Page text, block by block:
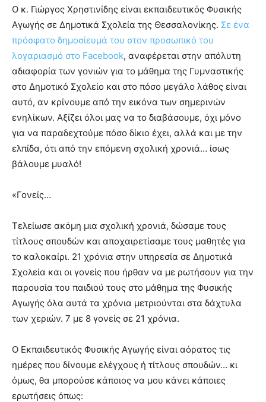
pain.
hd
porn
Ο κ. Γιώργος Χρηστινίδης είναι εκπαιδευτικός Φυσικής
Αγωγής σε Δημοτικά Σχολεία της Θεσσαλονίκης. Σε ένα
πρόσφατο δημοσίευμά του στον προσωπικό του
λογαριασμό στο Facebook, αναφέρεται στην απόλυτη
αδιαφορία των γονιών για το μάθημα της Γυμναστικής
στο Δημοτικό Σχολείο και στο πόσο μεγάλο λάθος είναι
αυτό, αν κρίνουμε από την εικόνα των σημερινών
ενηλίκων. Αξίζει όλοι μας να το διαβάσουμε, όχι μόνο
για να παραδεχτούμε πόσο δίκιο έχει, αλλά και με την
ελπίδα, ότι από την επόμενη σχολική χρονιά… ίσως
βάλουμε μυαλό!
«Γονείς…
Τελείωσε ακόμη μια σχολική χρονιά, δώσαμε τους
τίτλους σπουδών και αποχαιρετίσαμε τους μαθητές για
το καλοκαίρι. 21 χρόνια στην υπηρεσία σε Δημοτικά
Σχολεία και οι γονείς που ήρθαν να με ρωτήσουν για την
παρουσία του παιδιού τους στο μάθημα της Φυσικής
Αγωγής όλα αυτά τα χρόνια μετριούνται στα δάχτυλα
των χεριών. 7 με 8 γονείς σε 21 χρόνια.
Ο Εκπαιδευτικός Φυσικής Αγωγής είναι αόρατος τις
ημέρες που δίνουμε ελέγχους ή τίτλους σπουδών… κι
όμως, θα μπορούσε κάποιος να μου κάνει κάποιες
ερωτήσεις όπως: